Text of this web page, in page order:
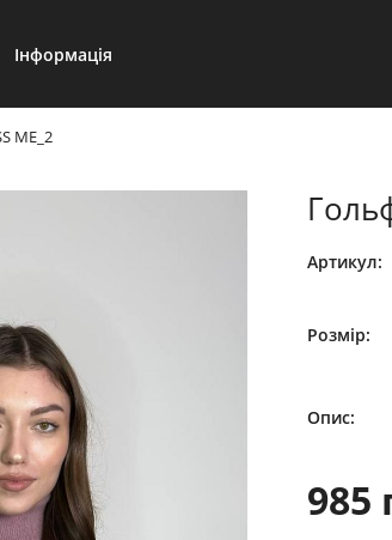
Інформація
ME_2
Артикул:
Розмір:
Опис:
985